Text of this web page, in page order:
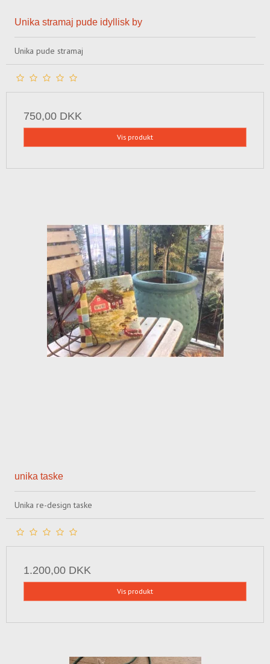
Unika stramaj pude idyllisk by
Unika pude stramaj
750,00 DKK
Vis produkt
unika taske
Unika re-design taske
1.200,00 DKK
Vis produkt